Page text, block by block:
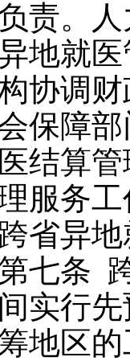
责。
地就
协调
保障
结算
服务
省异
条 跨
实行
地区